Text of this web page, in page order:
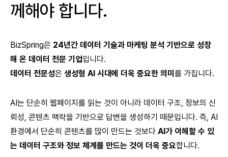
께해야 합니다.
BizSpring은 24년간 데이터 기술과 마케팅 분석 기반으로 성장
해 온 데이터 전문 기업입니다.
데이터 전문성은 생성형 AI 시대에 더욱 중요한 의미 를 가집니다.
AI는 단순히 웹페이지를 읽는 것이 아니라 데이터 구조, 정보의 신
뢰성, 콘텐츠 맥락을 기반으로 답변을 생성하기 때문입니다. 즉, AI
환경에서 단순히 콘텐츠를 많이 만드는 것보다 AI가 이해할 수 있
는 데이터 구조와 정보 체계를 만드는 것이 더욱 중요합니다.